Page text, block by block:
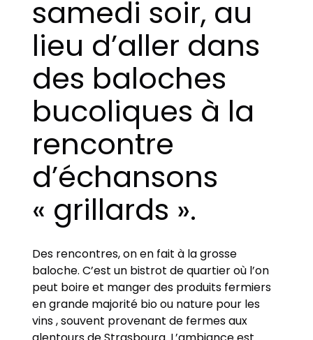
samedi soir, au
lieu d’aller dans
des baloches
bucoliques à la
rencontre
d’échansons
« grillards ».
Des rencontres, on en fait à la grosse
baloche. C’est un bistrot de quartier où l’on
peut boire et manger des produits fermiers
en grande majorité bio ou nature pour les
vins , souvent provenant de fermes aux